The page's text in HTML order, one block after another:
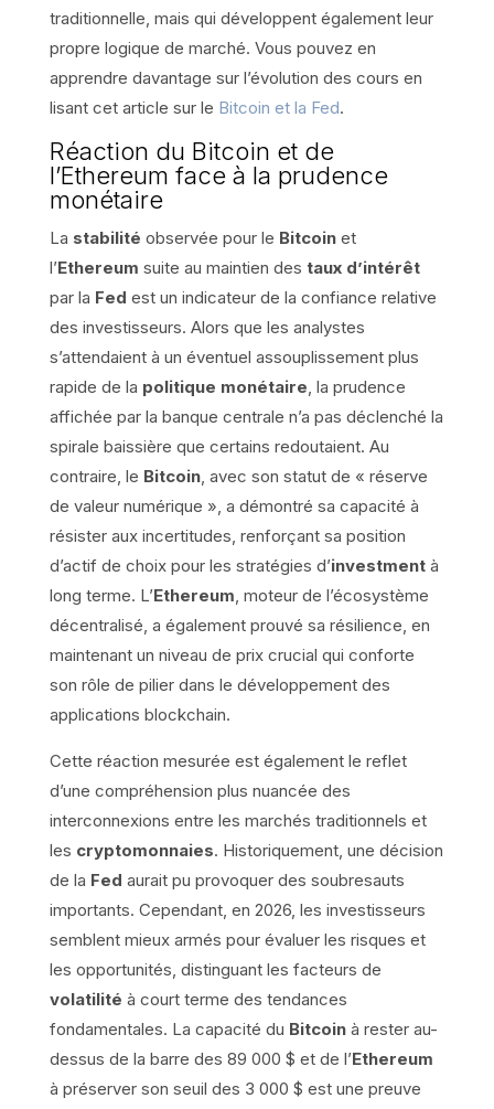
traditionnelle, mais qui développent également leur
propre logique de marché. Vous pouvez en
apprendre davantage sur l’évolution des cours en
lisant cet article sur le Bitcoin et la Fed.
Réaction du Bitcoin et de
l’Ethereum face à la prudence
monétaire
La stabilité observée pour le Bitcoinet
l’Ethereum suite au maintien des taux d’intérêt
par la Fed est un indicateur de la confiance relative
des investisseurs. Alors que les analystes
s’attendaient à un éventuel assouplissement plus
rapide de la politique monétaire , la prudence
affichée par la banque centrale n’a pas déclenché la
spirale baissière que certains redoutaient. Au
contraire, le Bitcoin, avec son statut de « réserve
de valeur numérique », a démontré sa capacité à
résister aux incertitudes, renforçant sa position
d’actif de choix pour les stratégies d’investmentà
long terme. L’Ethereum , moteur de l’écosystème
décentralisé, a également prouvé sa résilience, en
maintenant un niveau de prix crucial qui conforte
son rôle de pilier dans le développement des
applications blockchain.
Cette réaction mesurée est également le reflet
d’une compréhension plus nuancée des
interconnexions entre les marchés traditionnels et
les cryptomonnaies. Historiquement, une décision
de la Fed aurait pu provoquer des soubresauts
importants. Cependant, en 2026, les investisseurs
semblent mieux armés pour évaluer les risques et
les opportunités, distinguant les facteurs de
volatilité à court terme des tendances
fondamentales. La capacité du Bitcoinà rester au-
dessus de la barre des 89 000 $ et de l’Ethereum
à préserver son seuil des 3 000 $ est une preuve